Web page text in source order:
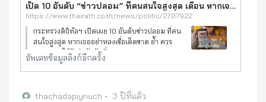
เปิด 10 อันดับ “ข่าวปลอม” ที่คนสนใจสูงสุด เตือน หากเจออย่าหลงเชื่อเด็ดขาด
https://www.thairath.co.th/news/politic/2707922
กระทรวงดิจิทัลฯ เปิดเผย 10 อันดับข่าวปลอม ที่คน
สนใจสูงสุด หากเจออย่าหลงเชื่อเด็ดขาด ย้ำ ควร
ตรวจสอบให้รู้เท่าทันวันที่ 8 กรกฎาคม 2566 นาย
เวทางค์ พ่วงทรัพย์ รองปลัดกระทรวงดิจิทัลเพื่อ
เศรษฐกิจและสังคม (ด
อัพเดทข้อมูลลิงก์อีกครั้ง
thachadapiynuch • 3 ปีที่แล้ว